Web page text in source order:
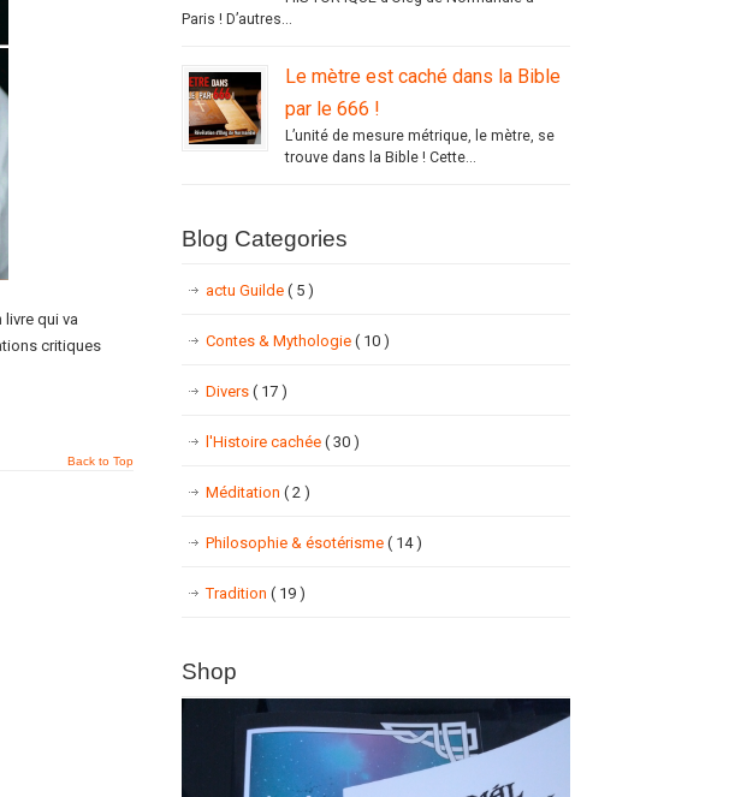
qui va
critiques
Back to Top
Paris ! D’autres...
Le mètre est caché dans la Bible
par le 666 !
L’unité de mesure métrique, le mètre, se
trouve dans la Bible ! Cette...
Blog Categories
actu Guilde ( 5 )
Contes & Mythologie ( 10 )
Divers ( 17 )
l'Histoire cachée ( 30 )
Méditation ( 2 )
Philosophie & ésotérisme ( 14 )
Tradition ( 19 )
Shop